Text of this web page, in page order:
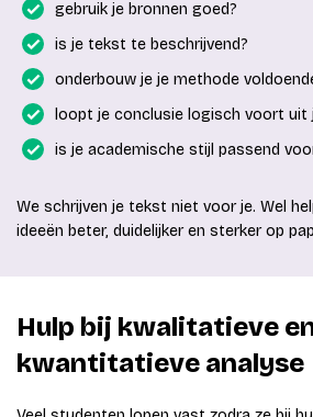
gebruik je bronnen goed?
is je tekst te beschrijvend?
onderbouw je je methode
loopt je conclusie logisch voort uit
is je academische stijl passend
We schrijven je tekst niet voor je. Wel
ideeën beter, duidelijker en sterker op
Hulp bij kwalitatieve
kwantitatieve analyse